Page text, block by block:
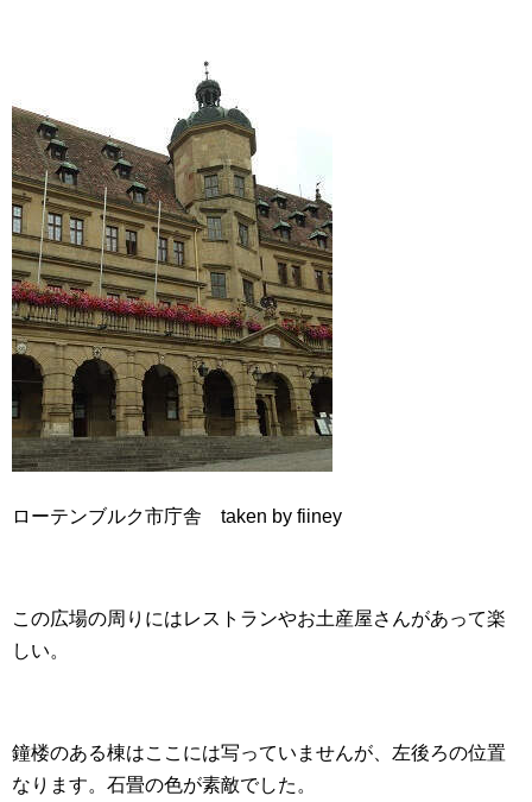
ローテンブルク市庁舎 taken by fiiney
この広場の周りにはレストランやお土産屋さんがあって楽
しい。
鐘楼のある棟はここには写っていませんが、左後ろの位置
なります。石畳の色が素敵でした。